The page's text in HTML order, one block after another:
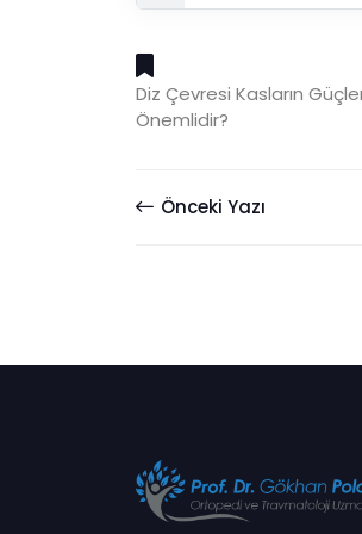
Diz Çevresi Kasların
Önemlidir?
Önceki Yazı